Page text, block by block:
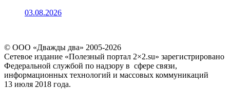
03.08.2026
© ООО «Дважды два» 2005-2026
Сетевое издание «Полезный портал 2×2.su» зарегистрировано
Федеральной службой по надзору в сфере связи,
информационных технологий и массовых коммуникаций
13 июля 2018 года.